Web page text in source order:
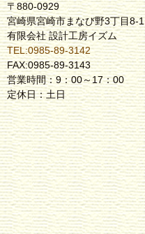
〒880-0929
宮崎県宮崎市まなび野3丁目8-1
有限会社 設計工房イズム
TEL:0985-89-3142
FAX:0985-89-3143
営業時間：9：00～17：00
定休日：土日